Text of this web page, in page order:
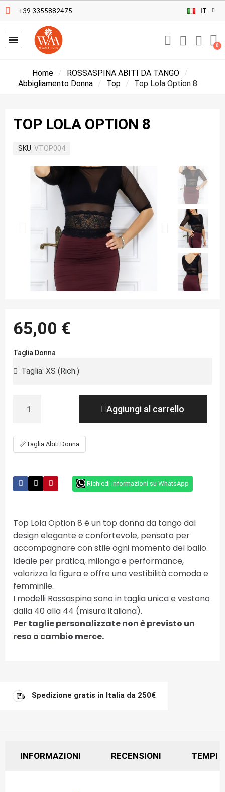
+39 3355882475 IT
Home
ROSSASPINA ABITI DA TANGO
Abbigliamento Donna
Top Top Lola Option 8
TOP LOLA OPTION 8
SKU VTOP004
65,00 €
Taglia Donna
Aggiungi al carrello
📏Taglia Abiti Donna
Richiedi informazioni su WhatsApp
Top Lola Option 8 è un top donna da tango dal
design elegante e confortevole, pensato per
accompagnare con stile ogni momento del ballo.
Ideale per pratica, milonga e performance,
valorizza la figura e offre una vestibilità comoda e
femminile.
I modelli Rossaspina sono in taglia unica e vestono
dalla 40 alla 44 (misura italiana).
Per taglie personalizzate non è previsto un
reso o cambio merce.
Spedizione gratis in Italia da 250€
INFORMAZIONI RECENSIONI TEMPI